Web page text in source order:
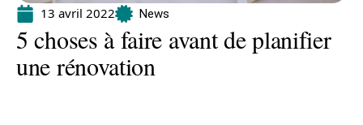
13 avril 2022 News
5 choses à faire avant de planifier
une rénovation